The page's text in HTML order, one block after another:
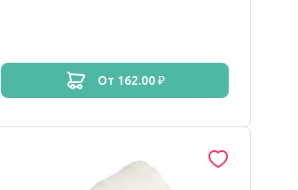
от 162.00 ₽